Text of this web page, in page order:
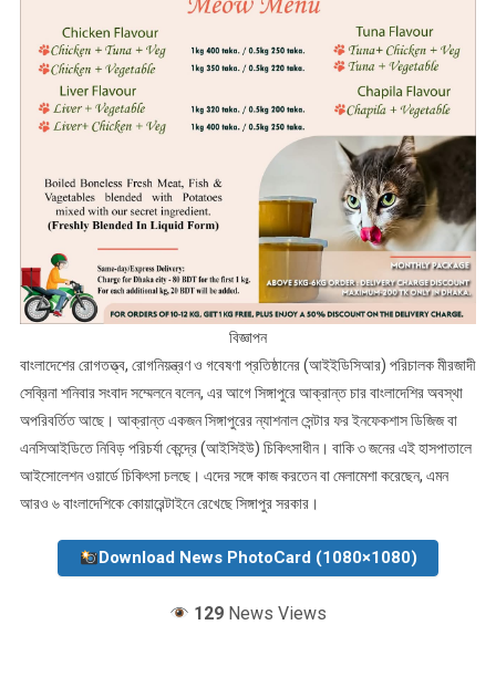
বিজ্ঞাপন
বাংলাদেশের রোগতত্ত্ব, রোগনিয়ন্ত্রণ ও গবেষণা প্রতিষ্ঠানের (আইইডিসিআর) পরিচালক মীরজাদী
সেব্রিনা শনিবার সংবাদ সম্মেলনে বলেন, এর আগে সিঙ্গাপুরে আক্রান্ত চার বাংলাদেশির অবস্থা
অপরিবর্তিত আছে। আক্রান্ত একজন সিঙ্গাপুরের ন্যাশনাল সেন্টার ফর ইনফেকশাস ডিজিজ বা
এনসিআইডিতে নিবিড় পরিচর্যা কেন্দ্রে (আইসিইউ) চিকিৎসাধীন। বাকি ৩ জনের এই হাসপাতালে
আইসোলেশন ওয়ার্ডে চিকিৎসা চলছে। এদের সঙ্গে কাজ করতেন বা মেলামেশা করেছেন, এমন
আরও ৬ বাংলাদেশিকে কোয়ারেন্টাইনে রেখেছে সিঙ্গাপুর সরকার।
Download News PhotoCard (1080×1080)
129 News Views